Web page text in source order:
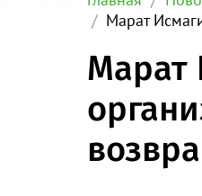
Марат
Марат